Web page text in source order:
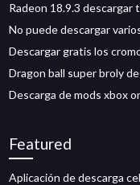
Radeon 18.9.3 descargar
No puede descargar
Descargar gratis los
Dragon ball super broly
Descarga de mods xbox
Featured
Aplicación de descarga